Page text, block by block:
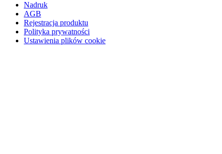
Nadruk
AGB
Rejestracja produktu
Polityka prywatności
Ustawienia plików cookie